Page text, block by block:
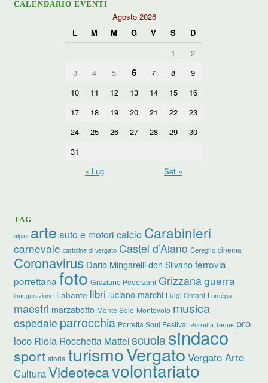
CALENDARIO EVENTI
Agosto 2026
L
M M G V S
D
1
2
3
4 5 6 7 8
9
10
11 12 13 14 15
16
17
18 19 20 21 22
23
24
25 26 27 28 29
30
31
« Lug
Set »
TAG
alpini arte auto e motori calcio Carabinieri
carnevale cartoline di vergato Castel d’Aiano Cereglio cinema
Coronavirus Dario Mingarelli don Silvano ferrovia
porrettana foto Graziano Pederzani Grizzanaguerra
inaugurazione Labante libri luciano marchi Luigi Ontani Lumèga
maestri marzabotto Monte Sole Montovolo musica
ospedale parrocchia Porretta Soul Festival Porretta Terme pro
loco Riola Rocchetta Matteiscuolasindaco
sport storia turismoVergato Vergato Arte
CulturaVideotecavolontariato